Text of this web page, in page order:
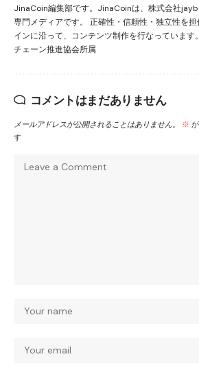
JinaCoin編集部です。JinaCoinは、株式会社
専門メディアです。 正確性・信頼性・独立性を
インに沿って、コンテンツ制作を行なっています
チェーン推進協会所属
コメントはまだありません
メールアドレスが公開されることはありません。 ※
す